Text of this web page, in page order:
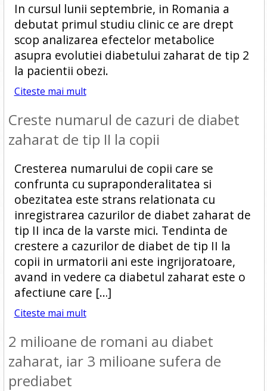
In cursul lunii septembrie, in Romania a
debutat primul studiu clinic ce are drept
scop analizarea efectelor metabolice
asupra evolutiei diabetului zaharat de tip 2
la pacientii obezi.
Citeste mai mult
Creste numarul de cazuri de diabet
zaharat de tip II la copii
Cresterea numarului de copii care se
confrunta cu supraponderalitatea si
obezitatea este strans relationata cu
inregistrarea cazurilor de diabet zaharat de
tip II inca de la varste mici. Tendinta de
crestere a cazurilor de diabet de tip II la
copii in urmatorii ani este ingrijoratoare,
avand in vedere ca diabetul zaharat este o
afectiune care […]
Citeste mai mult
2 milioane de romani au diabet
zaharat, iar 3 milioane sufera de
prediabet